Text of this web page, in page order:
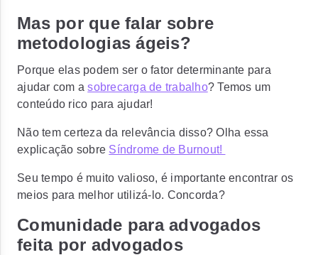
Mas por que falar sobre
metodologias ágeis?
Porque elas podem ser o fator determinante para
ajudar com asobrecarga de trabalho? Temos um
conteúdo rico para ajudar!
Não tem certeza da relevância disso? Olha essa
explicação sobre Síndrome de Burnout!
Seu tempo é muito valioso, é importante encontrar os
meios para melhor utilizá-lo. Concorda?
Comunidade para advogados
feita por advogados